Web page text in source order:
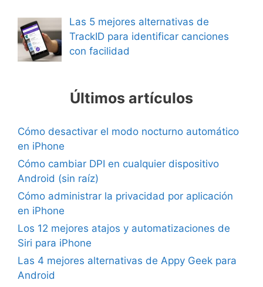
Las 5 mejores alternativas de
TrackID para identificar canciones
con facilidad
Últimos artículos
Cómo desactivar el modo nocturno automático
en iPhone
Cómo cambiar DPI en cualquier dispositivo
Android (sin raíz)
Cómo administrar la privacidad por aplicación
en iPhone
Los 12 mejores atajos y automatizaciones de
Siri para iPhone
Las 4 mejores alternativas de Appy Geek para
Android